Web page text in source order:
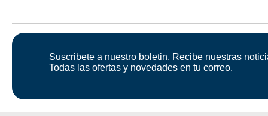
Suscribete a nuestro boletin. Recibe nuestras
Todas las ofertas y novedades en tu correo.